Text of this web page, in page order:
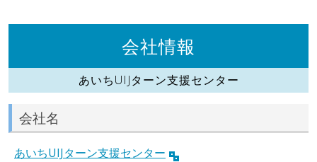
会社情報
あいちUIJターン支援センター
会社名
あいちUIJターン支援センター